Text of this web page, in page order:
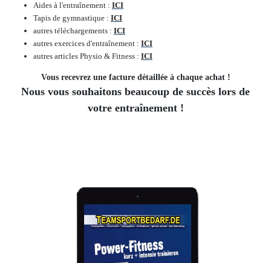
Aides à l'entraînement : ICI
Tapis de gymnastique : ICI
autres téléchargements : ICI
autres exercices d'entraînement : ICI
autres articles Physio & Fitness : ICI
Vous recevrez une facture détaillée à chaque achat !
Nous vous souhaitons beaucoup de succès lors de
votre entraînement !